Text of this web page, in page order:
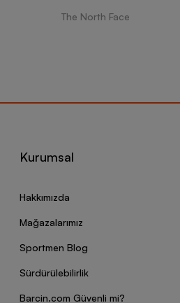
The North Face
Kurumsal
Hakkımızda
Mağazalarımız
Sportmen Blog
Sürdürülebilirlik
Barcin.com Güvenli mi?